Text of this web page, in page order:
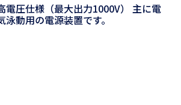
電圧仕様（最大出力1000V） 主に電
泳動用の電源装置です。